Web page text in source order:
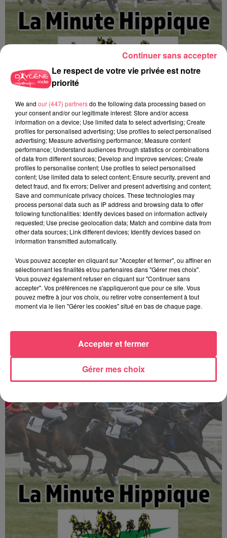
La minute Hippique - 06 08 2026
La minute Hippique - 05 08 2026
Le respect de votre vie privée est notre
priorité
We and our (447) partnersdo the following data processing based on
your consent and/or our legitimate interest: Store and/or access
information on a device; Use limited data to select advertising; Create
profiles for personalised advertising; Use profiles to select personalised
advertising; Measure advertising performance; Measure content
performance; Understand audiences through statistics or combinations
of data from different sources; Develop and improve services; Create
profiles to personalise content; Use profiles to select personalised
content; Use limited data to select content; Ensure security, prevent and
detect fraud, and fix errors; Deliver and present advertising and content;
Save and communicate privacy choices. These technologies may
process personal data such as IP address and browsing data to offer
following functionalities: Identify devices based on information actively
requested; Use precise geolocation data; Match and combine data from
other data sources; Link different devices; Identify devices based on
information transmitted automatically.
Vous pouvez accepter en cliquant sur "Accepter et fermer", ou affiner en
sélectionnant les finalités et/ou partenaires dans "Gérer mes choix".
Vous pouvez également refuser en cliquant sur "Continuer sans
accepter". Vos préférences ne s'appliqueront que pour ce site. Vous
pouvez mettre à jour vos choix, ou retirer votre consentement à tout
moment via le lien "Gérer les cookies" situé en bas de chaque page.
Gérer mes choix
Accepter et fermer
Continuer sans accepter